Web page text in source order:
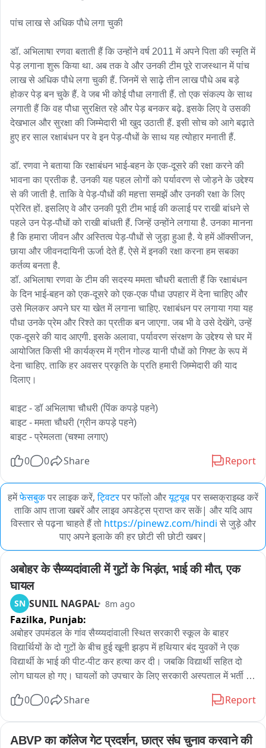
पांच लाख से अधिक पौधे लगा चुकी
डॉ. अभिलाषा रणवा बताती हैं कि उन्होंने वर्ष 2011 में अपने पिता की स्मृति में
पेड़ लगाना शुरू किया था. अब तक वे और उनकी टीम पूरे राजस्थान में पांच
लाख से अधिक पौधे लगा चुकी हैं. जिनमें से साढ़े तीन लाख पौधे अब बड़े
होकर पेड़ बन चुके हैं. वे जब भी कोई पौधा लगाती हैं. तो एक संकल्प के साथ
लगाती हैं कि वह पौधा सुरक्षित रहे और पेड़ बनकर बढ़े. इसके लिए वे उसकी
देखभाल और सुरक्षा की जिम्मेदारी भी खुद उठाती हैं. इसी सोच को आगे बढ़ाते
हुए हर साल रक्षाबंधन पर वे इन पेड़-पौधों के साथ यह त्योहार मनाती हैं.
डॉ. रणवा ने बताया कि रक्षाबंधन भाई-बहन के एक-दूसरे की रक्षा करने की
भावना का प्रतीक है. उनकी यह पहल लोगों को पर्यावरण से जोड़ने के उद्देश्य
से की जाती है. ताकि वे पेड़-पौधों की महत्ता समझें और उनकी रक्षा के लिए
प्रेरित हों. इसलिए वे और उनकी पूरी टीम भाई की कलाई पर राखी बांधने से
पहले उन पेड़-पौधों को राखी बांधती हैं. जिन्हें उन्होंने लगाया है. उनका मानना
है कि हमारा जीवन और अस्तित्व पेड़-पौधों से जुड़ा हुआ है. ये हमें ऑक्सीजन,
छाया और जीवनदायिनी ऊर्जा देते हैं. ऐसे में इनकी रक्षा करना हम सबका
कर्तव्य बनता है.
डॉ. अभिलाषा रणवा के टीम की सदस्य ममता चौधरी बताती हैं कि रक्षाबंधन
के दिन भाई-बहन को एक-दूसरे को एक-एक पौधा उपहार में देना चाहिए और
उसे मिलकर अपने घर या खेत में लगाना चाहिए. रक्षाबंधन पर लगाया गया यह
पौधा उनके प्रेम और रिश्ते का प्रतीक बन जाएगा. जब भी वे उसे देखेंगे, उन्हें
एक-दूसरे की याद आएगी. इसके अलावा, पर्यावरण संरक्षण के उद्देश्य से घर में
आयोजित किसी भी कार्यक्रम में ग्रीन गोल्ड यानी पौधों को गिफ्ट के रूप में
देना चाहिए. ताकि हर अवसर प्रकृति के प्रति हमारी जिम्मेदारी की याद
दिलाए।
बाइट - डॉ अभिलाषा चौधरी (पिंक कपड़े पहने)
बाइट - ममता चौधरी (ग्रीन कपड़े पहने)
बाइट - प्रेमलता (चश्मा लगाए)
0 0 Share Report
हमेंफेसबुकपर लाइक करें, ट्विटरपर फॉलो औरयूट्यूबपर सब्सक्राइब्ड करें
ताकि आप ताजा खबरें और लाइव अपडेट्स प्राप्त कर सकें| और यदि आप
विस्तार से पढ़ना चाहते हैं तो https://pinewz.com/hindi से जुड़े और
पाए अपने इलाके की हर छोटी सी छोटी खबर|
अबोहर के सैय्य्यदांवाली में गुटों के भिड़ंत, भाई की मौत, एक
घायल
SN SUNIL NAGPAL 8m ago
Fazilka, Punjab:
अबोहर उपमंडल के गांव सैय्य्यदांवाली स्थित सरकारी स्कूल के बाहर
विद्यार्थियों के दो गुटों के बीच हुई खूनी झड़प में हथियार बंद युवकों ने एक
विद्यार्थी के भाई की पीट-पीट कर हत्या कर दी। जबकि विद्यार्थी सहित दो
लोग घायल हो गए। घायलों को उपचार के लिए सरकारी अस्पताल में भर्ती
कर दी है।
सरकारी अस्पताल में उपचाराधीन करीब 22 वर्षीय गगन पुत्र जगमीत सिंह
0 0 Share Report
ABVP का कॉलेज गेट प्रदर्शन, छात्र संघ चुनाव करवाने की